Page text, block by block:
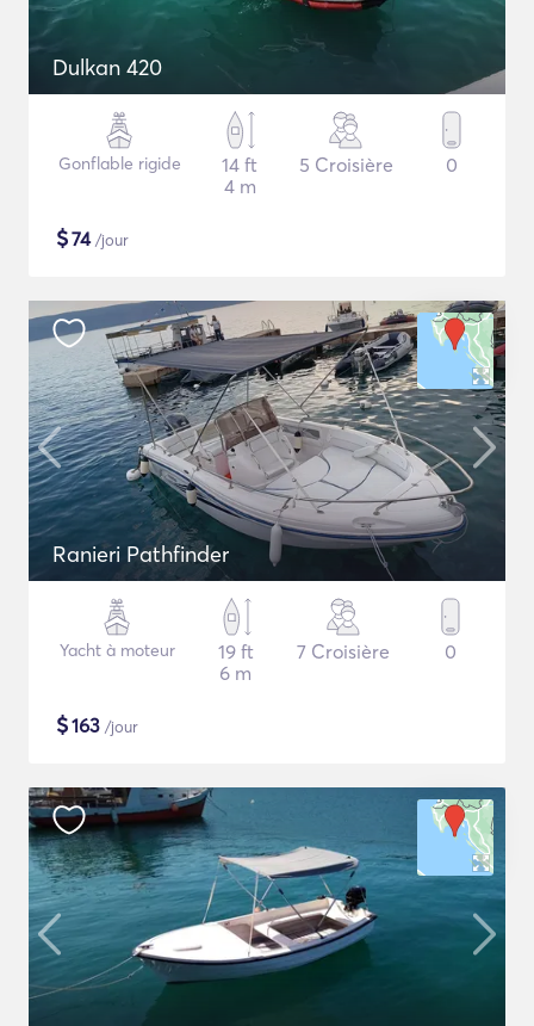
Dulkan 420
Gonflable rigide
14 ft
4 m
5 Croisière 0
$74/jour
Ranieri Pathfinder
Yacht à moteur
19 ft
6 m
7 Croisière 0
$163 /jour